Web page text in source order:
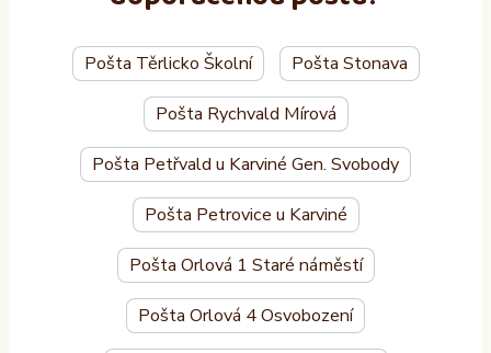
Pošta Těrlicko Školní Pošta Stonava
Pošta Rychvald Mírová
Pošta Petřvald u Karviné Gen. Svobody
Pošta Petrovice u Karviné
Pošta Orlová 1 Staré náměstí
Pošta Orlová 4 Osvobození